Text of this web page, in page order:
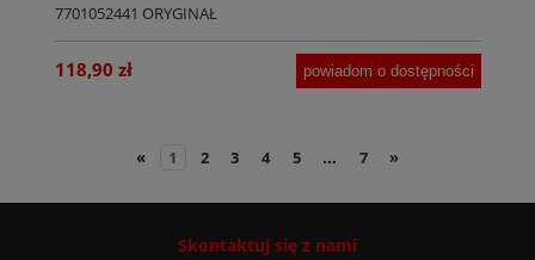
7701052441 ORYGINAŁ
118,90 zł powiadom o dostępności
« 1 2 3 4 5 ... 7 »
Skontaktuj się z nami